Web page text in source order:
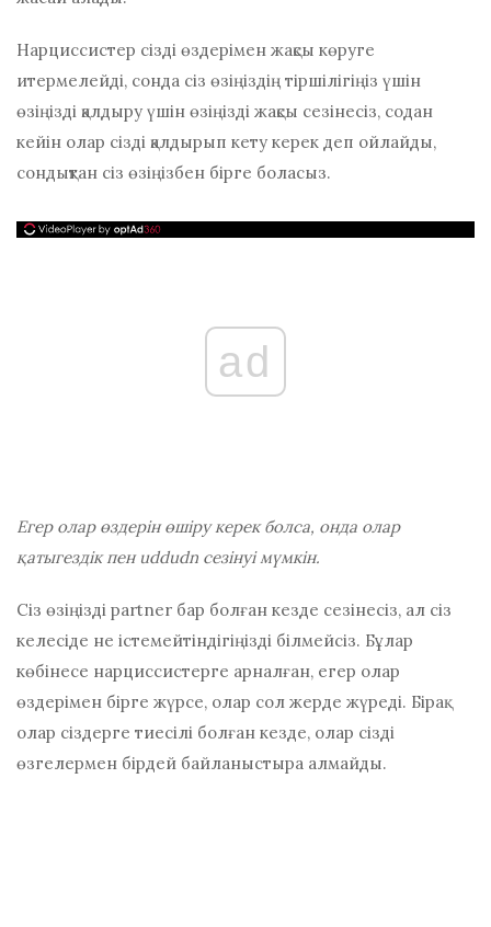
Нарциссистер сізді өздерімен жақсы көруге
итермелейді, сонда сіз өзіңіздің тіршілігіңіз үшін
өзіңізді қалдыру үшін өзіңізді жақсы сезінесіз, содан
кейін олар сізді қалдырып кету керек деп ойлайды,
сондықтан сіз өзіңізбен бірге боласыз.
ad
Егер олар өздерін өшіру керек болса, онда олар
қатыгездік пен uddudn сезінуі мүмкін.
Сіз өзіңізді раrtnеr бар болған кезде сезінесіз, ал сіз
келесіде не істемейтіндігіңізді білмейсіз. Бұлар
көбінесе нарциссистерге арналған, егер олар
өздерімен бірге жүрсе, олар сол жерде жүреді. Бірақ
олар сіздерге тиесілі болған кезде, олар сізді
өзгелермен бірдей байланыстыра алмайды.